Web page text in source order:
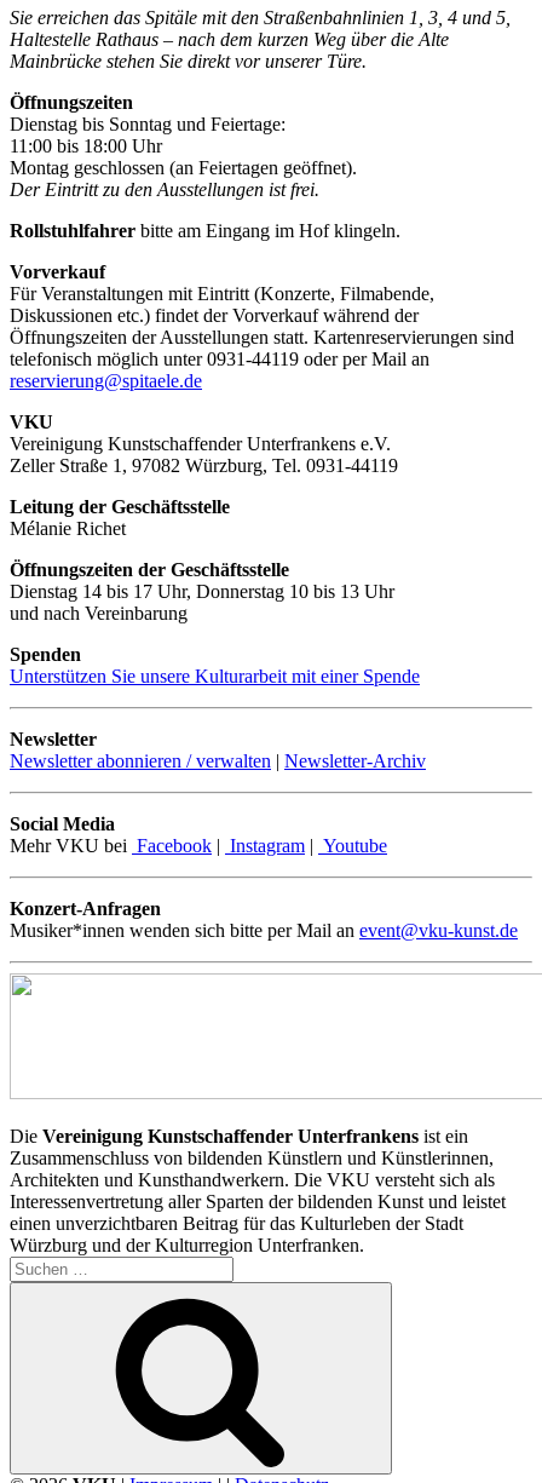
Sie erreichen das Spitäle mit den Straßenbahnlinien 1, 3, 4 und 5,
Haltestelle Rathaus – nach dem kurzen Weg über die Alte
Mainbrücke stehen Sie direkt vor unserer Türe.
Öffnungszeiten
Dienstag bis Sonntag und Feiertage:
11:00 bis 18:00 Uhr
Montag geschlossen (an Feiertagen geöffnet).
Der Eintritt zu den Ausstellungen ist frei.
Rollstuhlfahrer bitte am Eingang im Hof klingeln.
Vorverkauf
Für Veranstaltungen mit Eintritt (Konzerte, Filmabende,
Diskussionen etc.) findet der Vorverkauf während der
Öffnungszeiten der Ausstellungen statt. Kartenreservierungen sind
telefonisch möglich unter 0931-44119 oder per Mail an
reservierung@spitaele.de
VKU
Vereinigung Kunstschaffender Unterfrankens e.V.
Zeller Straße 1, 97082 Würzburg, Tel. 0931-44119
Leitung der Geschäftsstelle
Mélanie Richet
Öffnungszeiten der Geschäftsstelle
Dienstag 14 bis 17 Uhr, Donnerstag 10 bis 13 Uhr
und nach Vereinbarung
Spenden
Unterstützen Sie unsere Kulturarbeit mit einer Spende
Newsletter
Newsletter abonnieren / verwalten | Newsletter-Archiv
Social Media
Mehr VKU bei Facebook | Instagram | Youtube
Konzert-Anfragen
Musiker*innen wenden sich bitte per Mail an event@vku-kunst.de
Die Vereinigung Kunstschaffender Unterfrankens ist ein
Zusammenschluss von bildenden Künstlern und Künstlerinnen,
Architekten und Kunsthandwerkern. Die VKU versteht sich als
Interessenvertretung aller Sparten der bildenden Kunst und leistet
einen unverzichtbaren Beitrag für das Kulturleben der Stadt
Würzburg und der Kulturregion Unterfranken.
Suchen
nach: